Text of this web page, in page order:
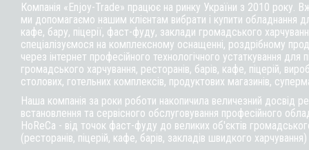
Компанія «Enjoy-Trade» працює на ринку України з 2010 року.
ми допомагаємо нашим клієнтам вибрати і купити обладнання
кафе, бару, піцерії, фаст-фуду, заклади громадського
спеціалізуємося на комплексному оснащенні, роздрібному
через інтернет професійного технологічного устаткування для
громадського харчування, ресторанів, барів, кафе, піцерій,
столових, готельних комплексів, продуктових магазинів,
Наша компанія за роки роботи накопичила величезний досвід
встановлення та сервісного обслуговування професійного
HoReCa - від точок фаст-фуду до великих об'єктів
(ресторанів, піцерій, кафе, барів, закладів швидкого харчування)